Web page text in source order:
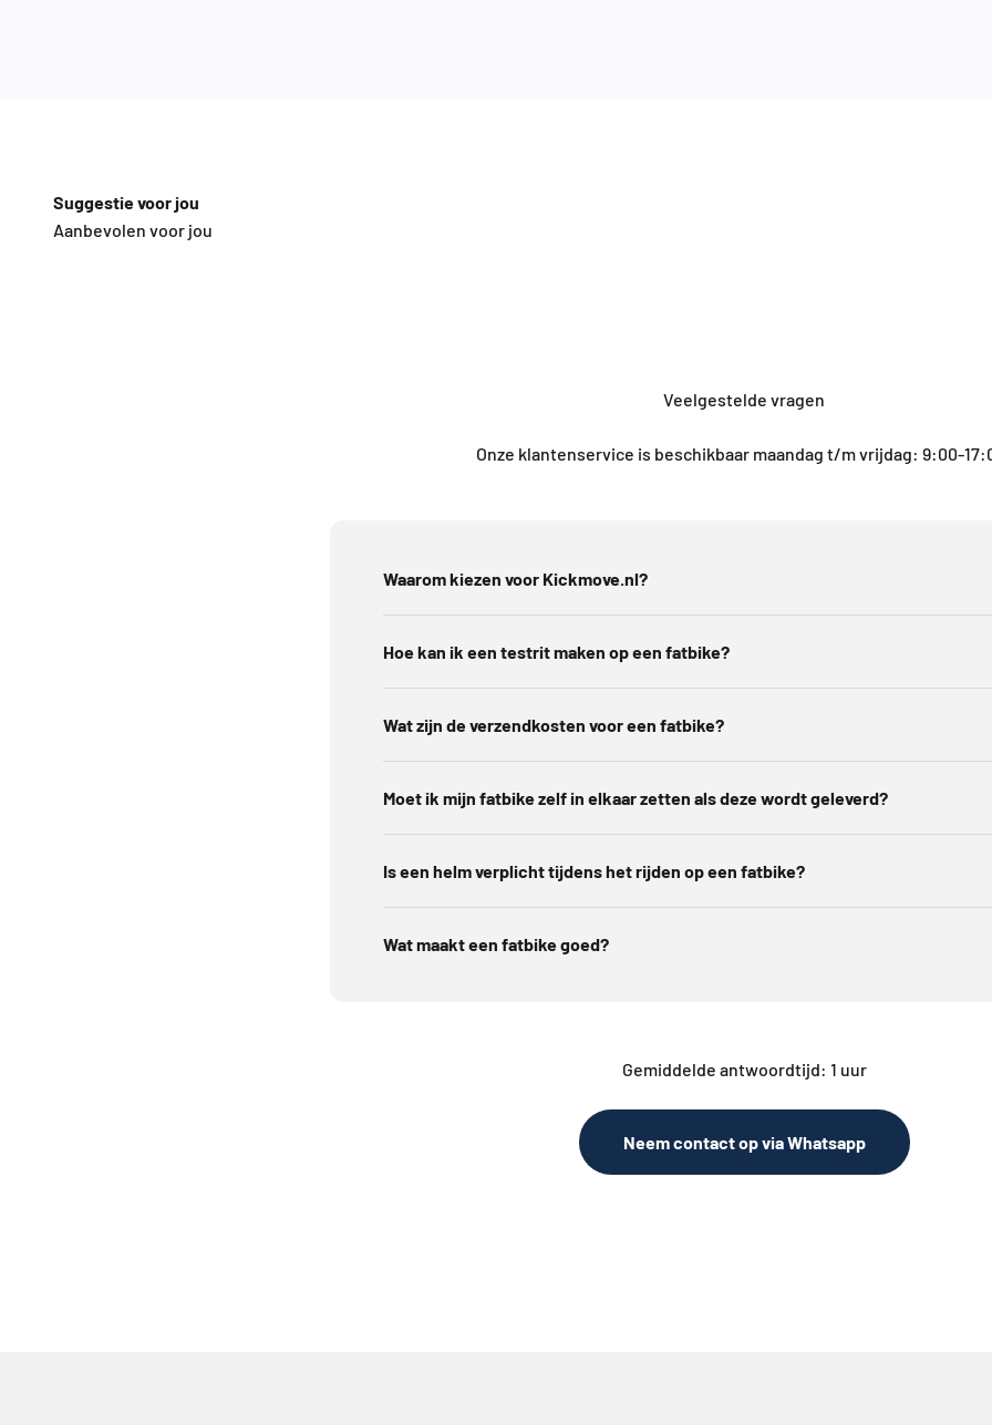
Suggestie voor jou
Aanbevolen voor jou
Veelgestelde vragen
Onze klantenservice is beschikbaar maandag t/m vrijdag: 9:00-
Waarom kiezen voor Kickmove.nl?
Hoe kan ik een testrit maken op een fatbike?
Wat zijn de verzendkosten voor een fatbike?
Moet ik mijn fatbike zelf in elkaar zetten als deze wordt geleverd?
Is een helm verplicht tijdens het rijden op een fatbike?
Wat maakt een fatbike goed?
Gemiddelde antwoordtijd: 1 uur
Neem contact op via Whatsapp